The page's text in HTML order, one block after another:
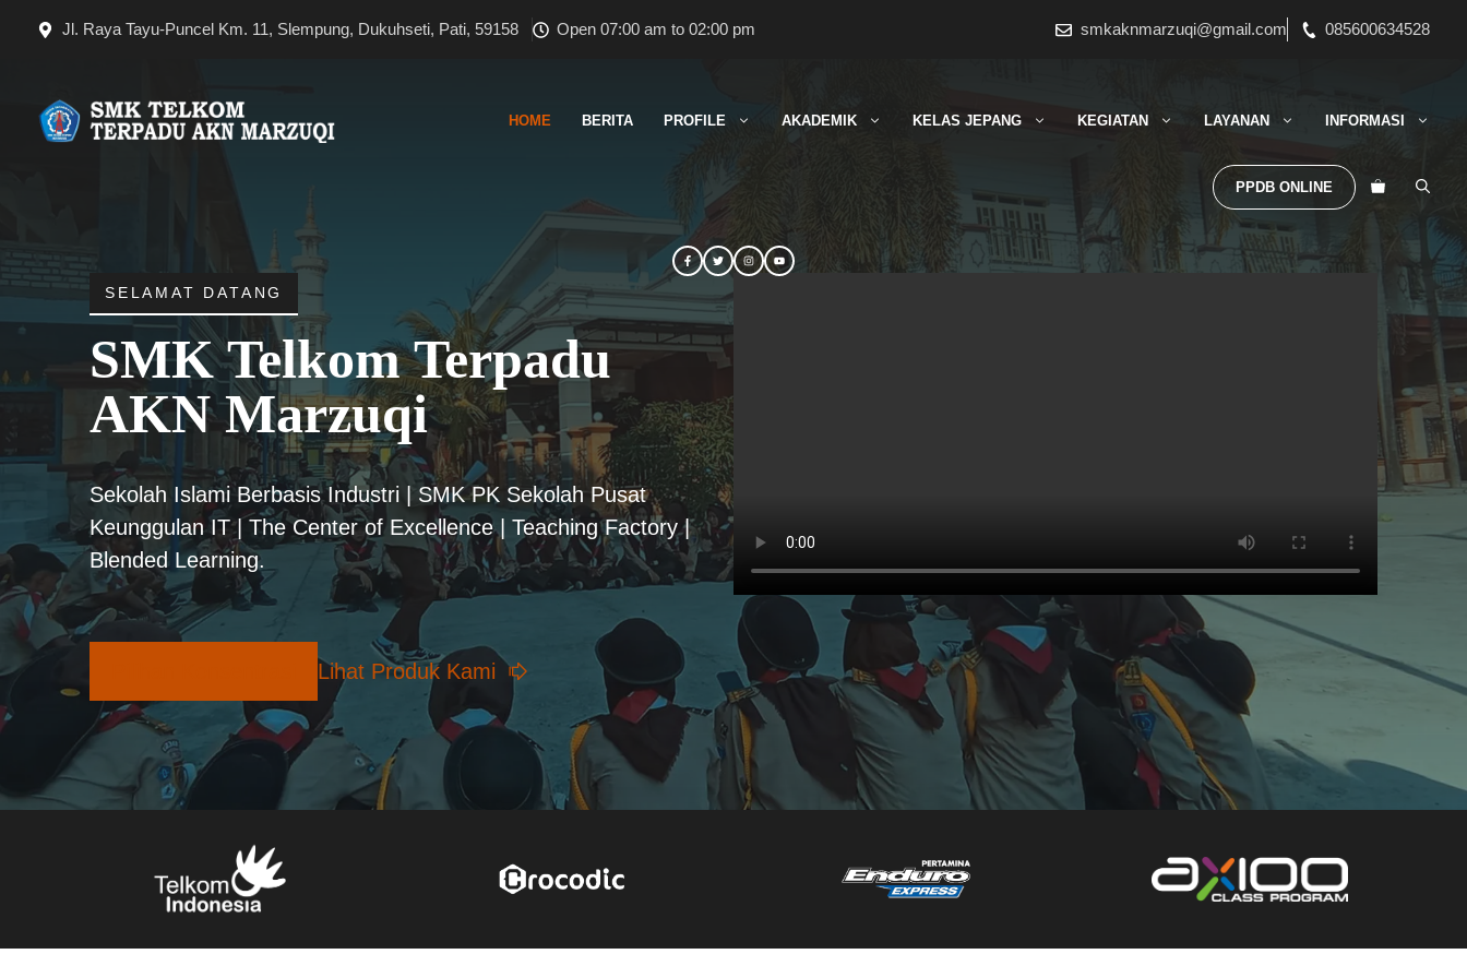
Jl. Raya Tayu-Puncel Km. 11, Slempung, Dukuhseti, Pati, 59158 Open 07:00 am to 02:00 pm smkaknmarzuqi@gmail.com 085600634528
HOME BERITA PROFILE AKADEMIK KELAS JEPANG KEGIATAN LAYANAN INFORMASI
PPDB ONLINE
SELAMAT DATANG
SMK Telkom Terpadu
AKN Marzuqi
Sekolah Islami Berbasis Industri | SMK PK Sekolah Pusat
Keunggulan IT | The Center of Excellence | Teaching Factory |
Blended Learning.
Lihat Produk Kami